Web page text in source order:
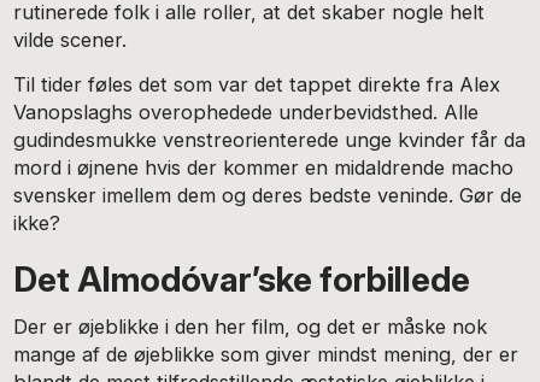
rutinerede folk i alle roller, at det skaber nogle helt
vilde scener.
Til tider føles det som var det tappet direkte fra Alex
Vanopslaghs overophedede underbevidsthed. Alle
gudindesmukke venstreorienterede unge kvinder får da
mord i øjnene hvis der kommer en midaldrende macho
svensker imellem dem og deres bedste veninde. Gør de
ikke?
Det Almodóvar’ske forbillede
Der er øjeblikke i den her film, og det er måske nok
mange af de øjeblikke som giver mindst mening, der er